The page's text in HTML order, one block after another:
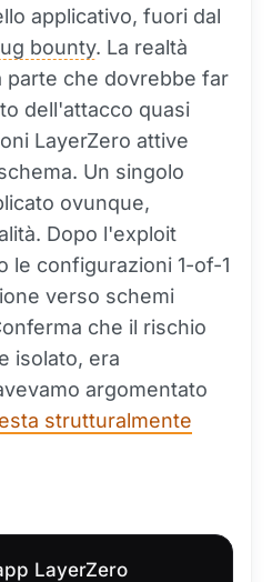
applicativo, fuori dal
bounty. La realtà
parte che dovrebbe far
dell'attacco quasi
LayerZero attive
Un singolo
ovunque,
Dopo l'exploit
le configurazioni 1-of-1
verso schemi
che il rischio
isolato, era
argomentato
strutturalmente
LayerZero